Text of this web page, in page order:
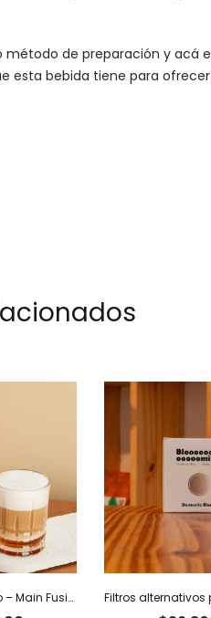
de preparación y acá
esta bebida tiene para
Jarabe de Caramelo – Main Fusion